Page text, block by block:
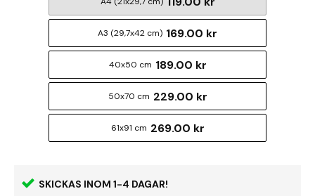
SKICKAS INOM 1-4 DAGAR!
A3 (29,7x42 cm) 169.00 kr
40x50 cm 189.00 kr
50x70 cm 229.00 kr
61x91 cm 269.00 kr